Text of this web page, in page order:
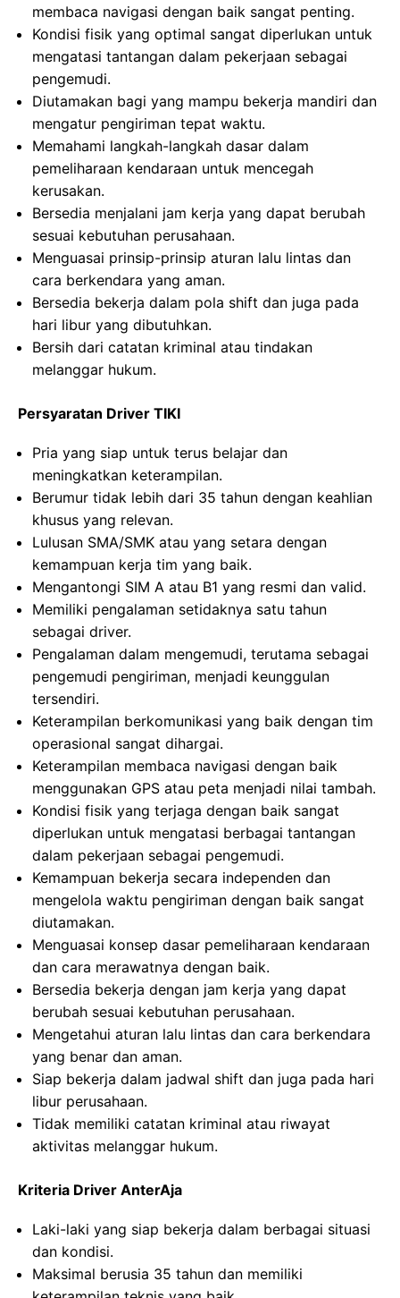
membaca navigasi dengan baik sangat penting.
Kondisi fisik yang optimal sangat diperlukan untuk
mengatasi tantangan dalam pekerjaan sebagai
pengemudi.
Diutamakan bagi yang mampu bekerja mandiri dan
mengatur pengiriman tepat waktu.
Memahami langkah-langkah dasar dalam
pemeliharaan kendaraan untuk mencegah
kerusakan.
Bersedia menjalani jam kerja yang dapat berubah
sesuai kebutuhan perusahaan.
Menguasai prinsip-prinsip aturan lalu lintas dan
cara berkendara yang aman.
Bersedia bekerja dalam pola shift dan juga pada
hari libur yang dibutuhkan.
Bersih dari catatan kriminal atau tindakan
melanggar hukum.
Persyaratan Driver TIKI
Pria yang siap untuk terus belajar dan
meningkatkan keterampilan.
Berumur tidak lebih dari 35 tahun dengan keahlian
khusus yang relevan.
Lulusan SMA/SMK atau yang setara dengan
kemampuan kerja tim yang baik.
Mengantongi SIM A atau B1 yang resmi dan valid.
Memiliki pengalaman setidaknya satu tahun
sebagai driver.
Pengalaman dalam mengemudi, terutama sebagai
pengemudi pengiriman, menjadi keunggulan
tersendiri.
Keterampilan berkomunikasi yang baik dengan tim
operasional sangat dihargai.
Keterampilan membaca navigasi dengan baik
menggunakan GPS atau peta menjadi nilai tambah.
Kondisi fisik yang terjaga dengan baik sangat
diperlukan untuk mengatasi berbagai tantangan
dalam pekerjaan sebagai pengemudi.
Kemampuan bekerja secara independen dan
mengelola waktu pengiriman dengan baik sangat
diutamakan.
Menguasai konsep dasar pemeliharaan kendaraan
dan cara merawatnya dengan baik.
Bersedia bekerja dengan jam kerja yang dapat
berubah sesuai kebutuhan perusahaan.
Mengetahui aturan lalu lintas dan cara berkendara
yang benar dan aman.
Siap bekerja dalam jadwal shift dan juga pada hari
libur perusahaan.
Tidak memiliki catatan kriminal atau riwayat
aktivitas melanggar hukum.
Kriteria Driver AnterAja
Laki-laki yang siap bekerja dalam berbagai situasi
dan kondisi.
Maksimal berusia 35 tahun dan memiliki